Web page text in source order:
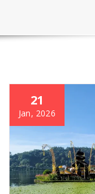
21
Jan, 2026